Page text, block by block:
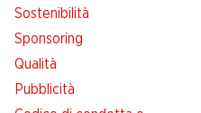
Sostenibilità
Sponsoring
Qualità
Pubblicità